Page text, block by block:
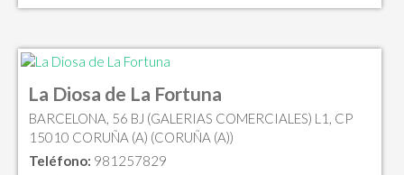
La Diosa de La Fortuna
BARCELONA, 56 BJ (GALERIAS COMERCIALES) L1, CP
15010 CORUÑA (A) (CORUÑA (A))
Teléfono: 981257829